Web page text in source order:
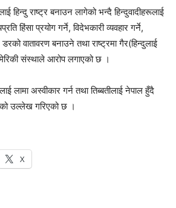
हिन्दु राष्ट्र बनाउन लागेको भन्दै हिन्दुवादीहरूलाई
हिंसा प्रयोग गर्ने, विदेभकारी व्यवहार गर्ने,
डरको वातावरण बनाउने तथा राष्ट्रमा गैर(हिन्दुलाई
संस्थाले आरोप लगाएको छ ।
लामा अस्वीकार गर्न तथा तिब्बतीलाई नेपाल हुँदै
उल्लेख गरिएको छ ।
X